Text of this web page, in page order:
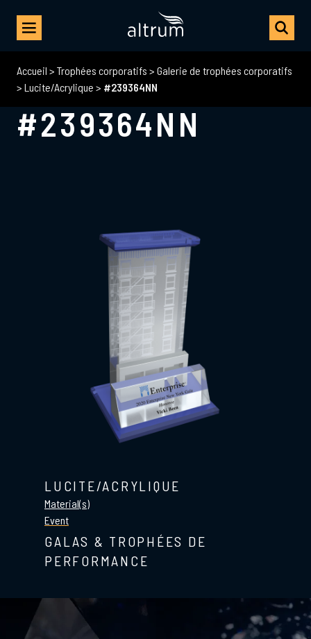
Accueil > Trophées corporatifs > Galerie de trophées corporatifs
> Lucite/Acrylique > #239364NN
#239364NN
LUCITE/ACRYLIQUE
Material(s)
Event
GALAS & TROPHÉES DE
PERFORMANCE